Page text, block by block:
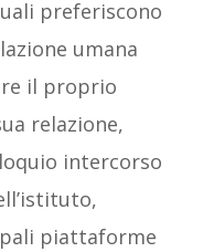
preferiscono
umana
il proprio
relazione,
intercorso
piattaforme